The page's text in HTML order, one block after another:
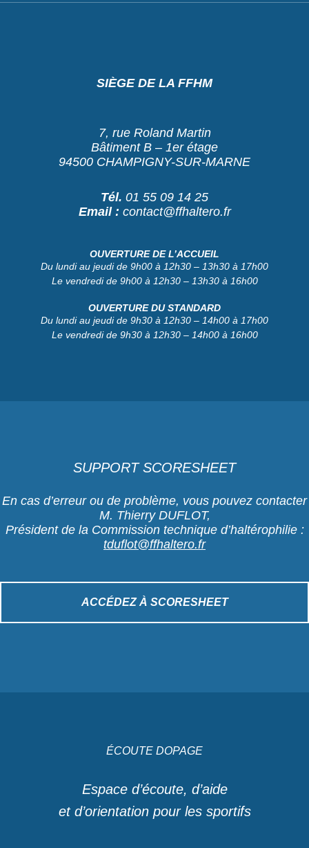
SIÈGE DE LA FFHM
7, rue Roland Martin
Bâtiment B – 1er étage
94500 CHAMPIGNY-SUR-MARNE
Tél. 01 55 09 14 25
Email : contact@ffhaltero.fr
OUVERTURE DE L’ACCUEIL
Du lundi au jeudi de 9h00 à 12h30 – 13h30 à 17h00
Le vendredi de 9h00 à 12h30 – 13h30 à 16h00
OUVERTURE DU STANDARD
Du lundi au jeudi de 9h30 à 12h30 – 14h00 à 17h00
Le vendredi de 9h30 à 12h30 – 14h00 à 16h00
SUPPORT SCORESHEET
En cas d’erreur ou de problème, vous pouvez contacter
M. Thierry DUFLOT,
Président de la Commission technique d’haltérophilie :
tduflot@ffhaltero.fr
ACCÉDEZ À SCORESHEET
ÉCOUTE DOPAGE
Espace d’écoute, d’aide
et d’orientation pour les sportifs